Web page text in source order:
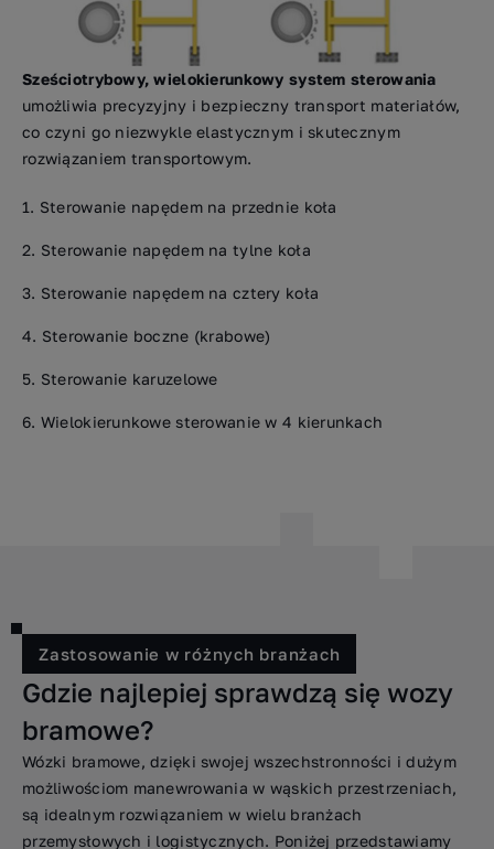
Sześciotrybowy, wielokierunkowy system sterowania
umożliwia precyzyjny i bezpieczny transport materiałów,
co czyni go niezwykle elastycznym i skutecznym
rozwiązaniem transportowym.
Sterowanie napędem na przednie koła
Sterowanie napędem na tylne koła
Sterowanie napędem na cztery koła
Sterowanie boczne (krabowe)
Sterowanie karuzelowe
Wielokierunkowe sterowanie w 4 kierunkach
Zastosowanie w różnych branżach
Gdzie najlepiej sprawdzą się wozy
bramowe?
Wózki bramowe, dzięki swojej wszechstronności i dużym
możliwościom manewrowania w wąskich przestrzeniach,
są idealnym rozwiązaniem w wielu branżach
przemysłowych i logistycznych. Poniżej przedstawiamy